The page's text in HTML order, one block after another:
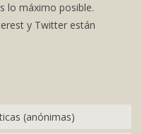
lo máximo posible.
y Twitter están
(anónimas)